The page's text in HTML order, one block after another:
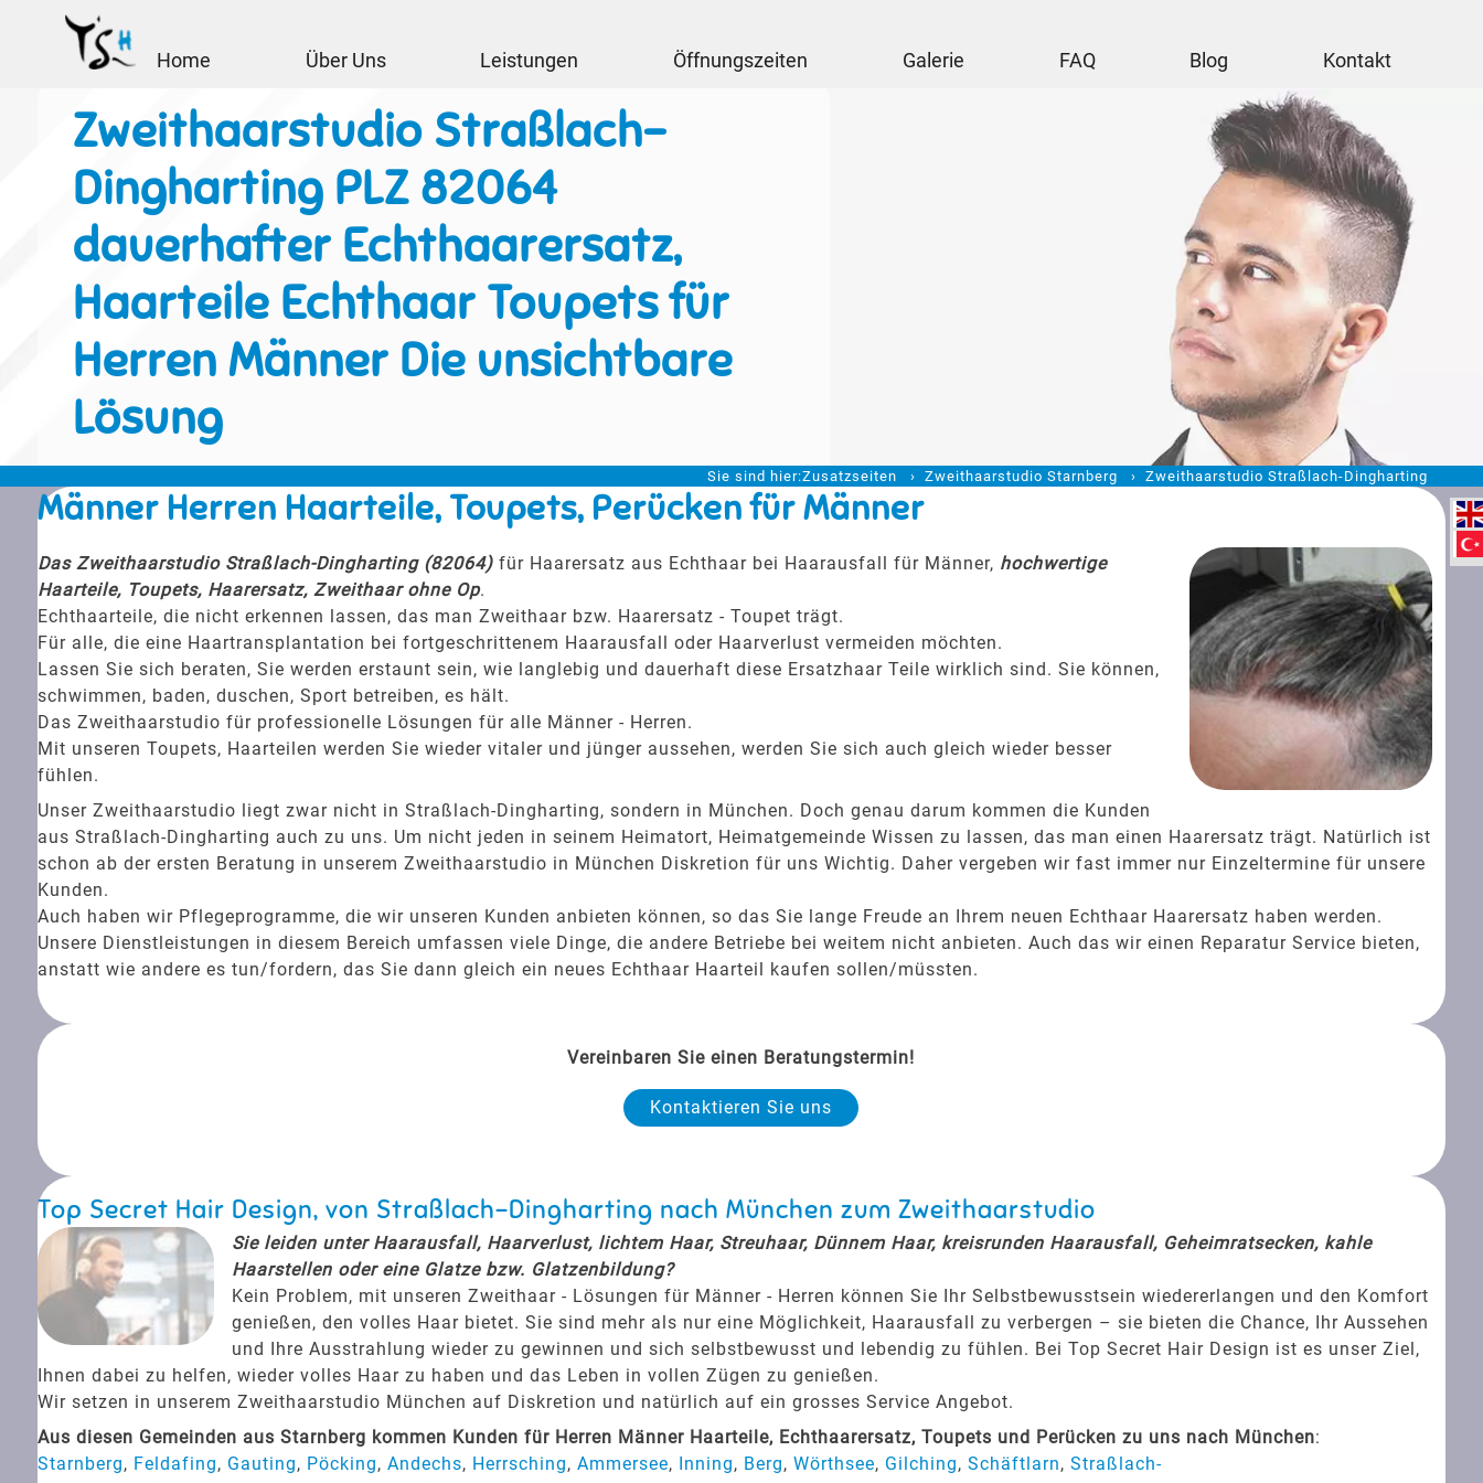
Home Über Uns Leistungen Öffnungszeiten Galerie FAQ Blog Kontakt
Zweithaarstudio Straßlach-
Dingharting PLZ 82064
dauerhafter Echthaarersatz,
Haarteile Echthaar Toupets für
Herren Männer Die unsichtbare
Lösung
Sie sind hier:Zusatzseiten Zweithaarstudio Starnberg Zweithaarstudio Straßlach-Dingharting
Männer Herren Haarteile, Toupets, Perücken für Männer
Das Zweithaarstudio Straßlach-Dingharting (82064)für Haarersatz aus Echthaar bei Haarausfall für Männer, hochwertige
Haarteile, Toupets, Haarersatz, Zweithaar ohne Op.
Echthaarteile, die nicht erkennen lassen, das man Zweithaar bzw. Haarersatz - Toupet trägt.
Für alle, die eine Haartransplantation bei fortgeschrittenem Haarausfall oder Haarverlust vermeiden möchten.
Lassen Sie sich beraten, Sie werden erstaunt sein, wie langlebig und dauerhaft diese Ersatzhaar Teile wirklich sind. Sie können,
schwimmen, baden, duschen, Sport betreiben, es hält.
Das Zweithaarstudio für professionelle Lösungen für alle Männer - Herren.
Mit unseren Toupets, Haarteilen werden Sie wieder vitaler und jünger aussehen, werden Sie sich auch gleich wieder besser
fühlen.
Unser Zweithaarstudio liegt zwar nicht in Straßlach-Dingharting, sondern in München. Doch genau darum kommen die Kunden
aus Straßlach-Dingharting auch zu uns. Um nicht jeden in seinem Heimatort, Heimatgemeinde Wissen zu lassen, das man einen Haarersatz trägt. Natürlich ist
schon ab der ersten Beratung in unserem Zweithaarstudio in München Diskretion für uns Wichtig. Daher vergeben wir fast immer nur Einzeltermine für unsere
Kunden.
Auch haben wir Pflegeprogramme, die wir unseren Kunden anbieten können, so das Sie lange Freude an Ihrem neuen Echthaar Haarersatz haben werden.
Unsere Dienstleistungen in diesem Bereich umfassen viele Dinge, die andere Betriebe bei weitem nicht anbieten. Auch das wir einen Reparatur Service bieten,
anstatt wie andere es tun/fordern, das Sie dann gleich ein neues Echthaar Haarteil kaufen sollen/müssten.
Vereinbaren Sie einen Beratungstermin!
Kontaktieren Sie uns
Top Secret Hair Design, von Straßlach-Dingharting nach München zum Zweithaarstudio
Sie leiden unter Haarausfall, Haarverlust, lichtem Haar, Streuhaar, Dünnem Haar, kreisrunden Haarausfall, Geheimratsecken, kahle
Haarstellen oder eine Glatze bzw. Glatzenbildung?
Kein Problem, mit unseren Zweithaar - Lösungen für Männer - Herren können Sie Ihr Selbstbewusstsein wiedererlangen und den Komfort
genießen, den volles Haar bietet. Sie sind mehr als nur eine Möglichkeit, Haarausfall zu verbergen – sie bieten die Chance, Ihr Aussehen
und Ihre Ausstrahlung wieder zu gewinnen und sich selbstbewusst und lebendig zu fühlen. Bei Top Secret Hair Design ist es unser Ziel,
Ihnen dabei zu helfen, wieder volles Haar zu haben und das Leben in vollen Zügen zu genießen.
Wir setzen in unserem Zweithaarstudio München auf Diskretion und natürlich auf ein grosses Service Angebot.
Aus diesen Gemeinden aus Starnberg kommen Kunden für Herren Männer Haarteile, Echthaarersatz, Toupets und Perücken zu uns nach München:
Starnberg, Feldafing, Gauting, Pöcking, Andechs, Herrsching, Ammersee, Inning, Berg, Wörthsee, Gilching, Schäftlarn, Straßlach-